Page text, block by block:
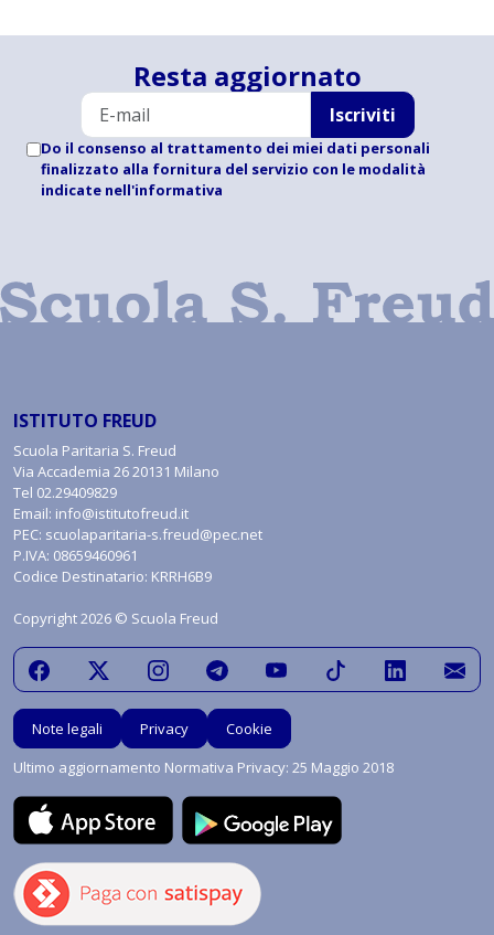
Resta aggiornato
Iscriviti
Do il consenso al trattamento dei miei dati personali
finalizzato alla fornitura del servizio con le modalità
indicate nell'informativa
ISTITUTO FREUD
Scuola Paritaria S. Freud
Via Accademia 26 20131 Milano
Tel 02.29409829
Email: info@istitutofreud.it
PEC: scuolaparitaria-s.freud@pec.net
P.IVA: 08659460961
Codice Destinatario: KRRH6B9
Copyright 2026 © Scuola Freud
Note legali Privacy
Cookie
Ultimo aggiornamento Normativa Privacy: 25 Maggio 2018